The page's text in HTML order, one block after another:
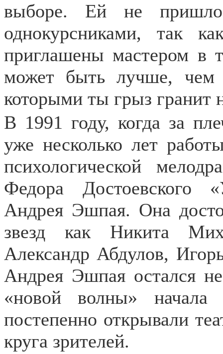
выборе. Ей не
однокурсниками, так
приглашены мастером в
может быть лучше, чем
которыми ты грыз гранит
В 1991 году, когда за
уже несколько лет
психологической
Федора Достоевского
Андрея Эшпая. Она
звезд как Никита
Александр Абдулов,
Андрея Эшпая остался
«новой волны»
постепенно открывали
круга зрителей.